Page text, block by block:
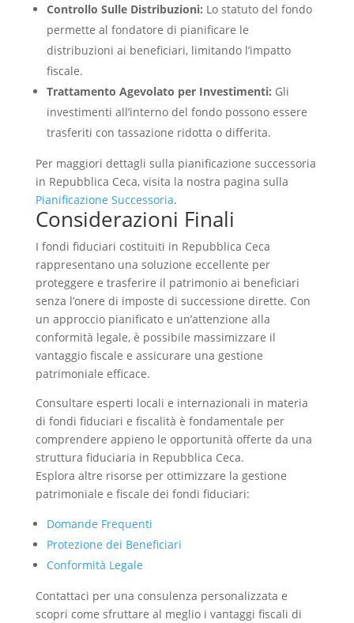
Controllo Sulle Distribuzioni: Lo statuto del fondo
permette al fondatore di pianificare le
distribuzioni ai beneficiari, limitando l’impatto
fiscale.
Trattamento Agevolato per Investimenti: Gli
investimenti all’interno del fondo possono essere
trasferiti con tassazione ridotta o differita.
Per maggiori dettagli sulla pianificazione successoria
in Repubblica Ceca, visita la nostra pagina sulla
Pianificazione Successoria.
Considerazioni Finali
I fondi fiduciari costituiti in Repubblica Ceca
rappresentano una soluzione eccellente per
proteggere e trasferire il patrimonio ai beneficiari
senza l’onere di imposte di successione dirette. Con
un approccio pianificato e un’attenzione alla
conformità legale, è possibile massimizzare il
vantaggio fiscale e assicurare una gestione
patrimoniale efficace.
Consultare esperti locali e internazionali in materia
di fondi fiduciari e fiscalità è fondamentale per
comprendere appieno le opportunità offerte da una
struttura fiduciaria in Repubblica Ceca.
Esplora altre risorse per ottimizzare la gestione
patrimoniale e fiscale dei fondi fiduciari:
Domande Frequenti
Protezione dei Beneficiari
Conformità Legale
Contattaci per una consulenza personalizzata e
scopri come sfruttare al meglio i vantaggi fiscali di